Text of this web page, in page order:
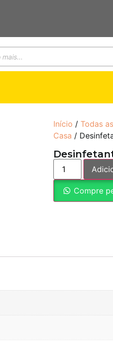
Início / Todas
Casa /
Compre